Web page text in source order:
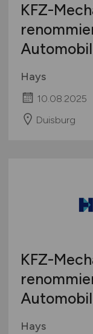
KFZ-
Hays
10.08.2025
Duisburg
KFZ-
Hays